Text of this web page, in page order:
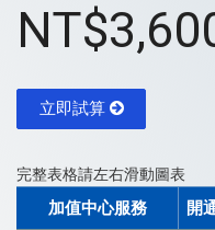
立即試算
完整表格請左右滑動圖表
加值中心服務 開